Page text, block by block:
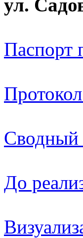
ул.
Паспорт
Сводный
До